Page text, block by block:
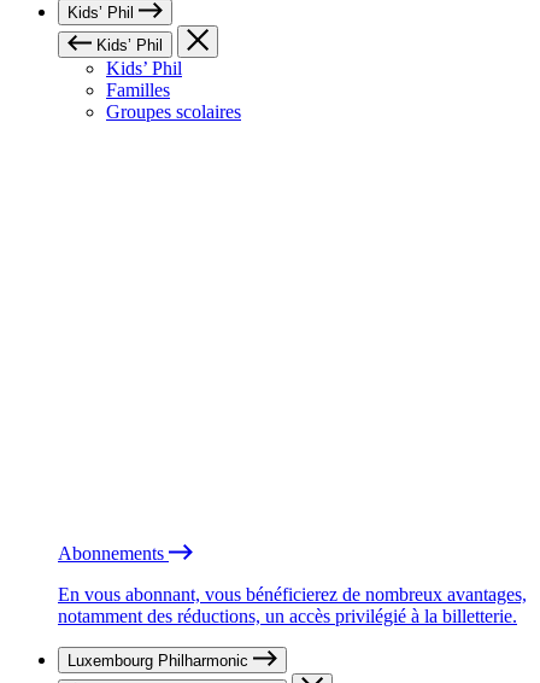
Kids’ Phil
Kids’ Phil
Kids’ Phil
Familles
Groupes scolaires
Abonnements
En vous abonnant, vous bénéficierez de nombreux avantages,
notamment des réductions, un accès privilégié à la billetterie.
Luxembourg Philharmonic